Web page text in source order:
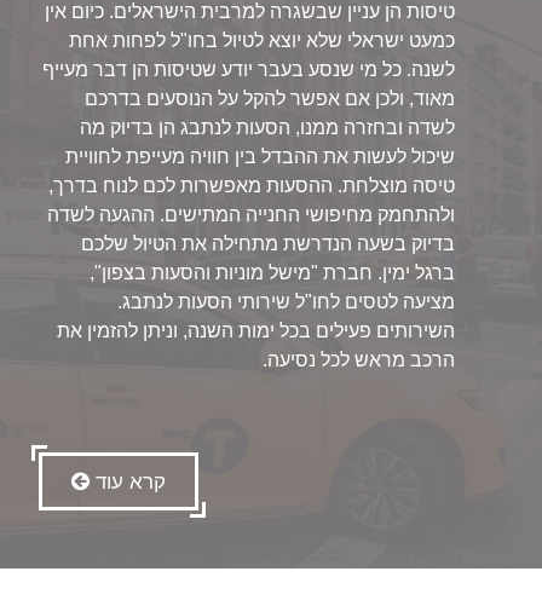
טיסות הן עניין שבשגרה למרבית הישראלים. כיום אין
כמעט ישראלי שלא יוצא לטיול בחו"ל לפחות אחת
לשנה. כל מי שנסע בעבר יודע שטיסות הן דבר מעייף
מאוד, ולכן אם אפשר להקל על הנוסעים בדרכם
לשדה ובחזרה ממנו, הסעות לנתבג הן בדיוק מה
שיכול לעשות את ההבדל בין חוויה מעייפת לחוויית
טיסה מוצלחת. ההסעות מאפשרות לכם לנוח בדרך,
ולהתחמק מחיפושי החנייה המתישים. ההגעה לשדה
בדיוק בשעה הנדרשת מתחילה את הטיול שלכם
ברגל ימין. חברת "מישל מוניות והסעות בצפון",
מציעה לטסים לחו"ל שירותי הסעות לנתבג.
השירותים פעילים בכל ימות השנה, וניתן להזמין את
הרכב מראש לכל נסיעה.
קרא עוד